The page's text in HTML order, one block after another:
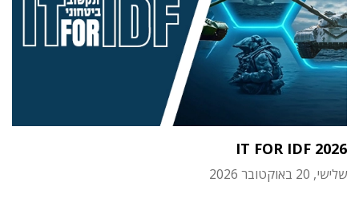
IT FOR IDF 2026
שלישי, 20 באוקטובר 2026